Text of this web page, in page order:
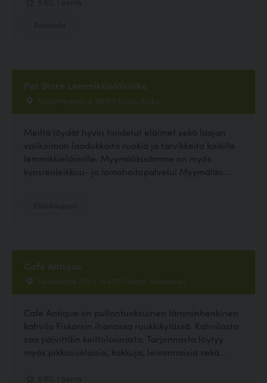
Pet Store Lemmikkieläinliike
Rautatienkatu 4, 48100 Kotka, Kotka
Meiltä löydät hyvin hoidetut eläimet sekä laajan
valikoiman laadukkaita ruokia ja tarvikkeita kaikille
lemmikkieläimille. Myymälässämme on myös
kynsienleikkuu- ja lomahoitopalvelu! Myymälän...
Cafe Antique
Fiskarsintie 352 c, 10470 Fiskars, Raasepori
Cafe Antique on pullantuoksuinen lämminhenkinen
kahvila Fiskarsin ihanassa ruukkikylässä. Kahvilasta
saa päivittäin keittolounasta. Tarjonnasta löytyy
myös pikkusuolaisia, kakkuja, leivonnaisia sekä...